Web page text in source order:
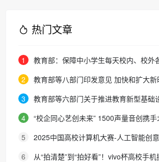
热门文章
1
教育部：保障中小学生每天校内、校外
动时间
2
教育部等八部门印发意见 加快和扩大
放
3
教育部等六部门关于推进教育新型基础
质量教育支撑体系的指导意见
4
“校企同心艺创未来” 1500声量音创携
教融合新篇章
5
2025中国高校计算机大赛-人工智能创
6
从“拍清楚”到“拍好看”！vivo杯高校手